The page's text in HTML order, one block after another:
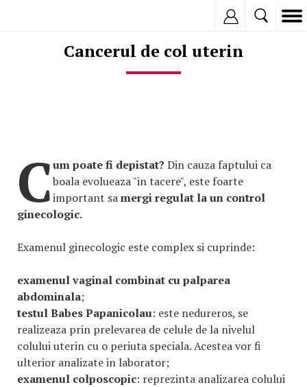
Cancerul de col uterin
Cum poate fi depistat? Din cauza faptului ca
boala evolueaza "in tacere", este foarte
important samergi regulat la un control
ginecologic.
Examenul ginecologic este complex si cuprinde:
examenul vaginal combinat cu palparea
abdominala;
testul Babes Papanicolau: este nedureros, se
realizeaza prin prelevarea de celule de la nivelul
colului uterin cu o periuta speciala. Acestea vor fi
ulterior analizate in laborator;
examenul colposcopic: reprezinta analizarea colului